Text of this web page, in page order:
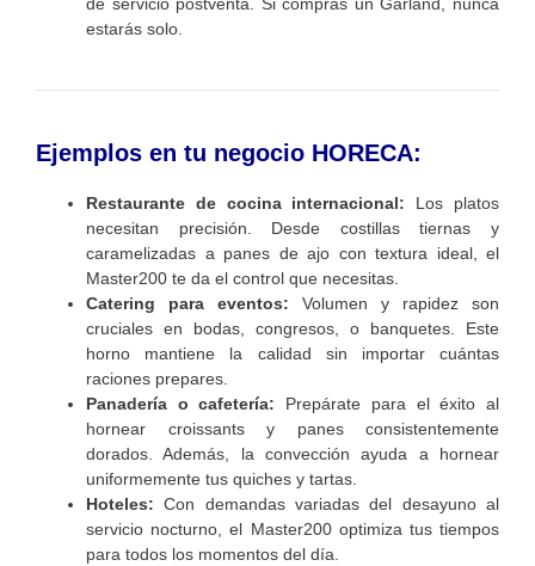
estarás solo.
Ejemplos en tu negocio HORECA:
Restaurante de cocina internacional: Los platos
necesitan precisión. Desde costillas tiernas y
caramelizadas a panes de ajo con textura ideal, el
Master200 te da el control que necesitas.
Catering para eventos: Volumen y rapidez son
cruciales en bodas, congresos, o banquetes. Este
horno mantiene la calidad sin importar cuántas
raciones prepares.
Panadería o cafetería: Prepárate para el éxito al
hornear croissants y panes consistentemente
dorados. Además, la convección ayuda a hornear
uniformemente tus quiches y tartas.
Hoteles: Con demandas variadas del desayuno al
servicio nocturno, el Master200 optimiza tus tiempos
para todos los momentos del día.